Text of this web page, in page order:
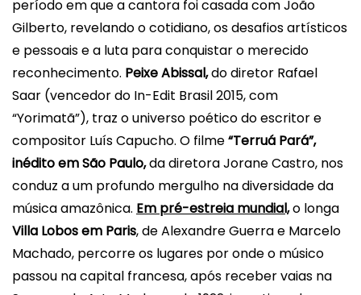
período em que a cantora foi casada com João
Gilberto, revelando o cotidiano, os desafios artísticos
e pessoais e a luta para conquistar o merecido
reconhecimento. Peixe Abissal,do diretor Rafael
Saar (vencedor do In-Edit Brasil2015, com
“Yorimatã”), traz o universo poético do escritor e
compositor Luís Capucho. O filme“Terruá Pará”,
inédito em São Paulo,da diretora Jorane Castro, nos
conduz a um profundo mergulho na diversidade da
música amazônica. Em pré-estreia mundial,o longa
Villa Lobos em Paris, de Alexandre Guerra e Marcelo
Machado, percorre os lugares por onde o músico
passou na capital francesa, após receber vaias na